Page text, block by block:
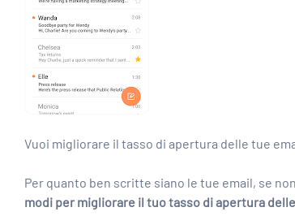
Vuoi migliorare il tasso di apertura delle tue
Per quanto ben scritte siano le tue email, se
modi per migliorare il tuo tasso di apertura